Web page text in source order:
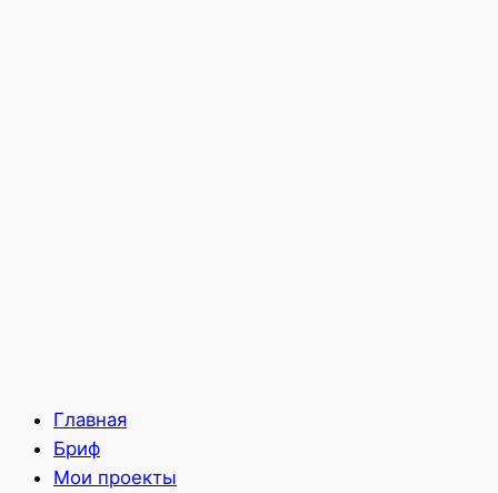
Главная
Бриф
Мои проекты